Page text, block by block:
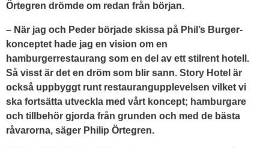
Örtegren drömde om redan från början.
– När jag och Peder började skissa på Phil’s Burger-
konceptet hade jag en vision om en
hamburgerrestaurang som en del av ett stilrent hotell.
Så visst är det en dröm som blir sann. Story Hotel är
också uppbyggt runt restaurangupplevelsen vilket vi
ska fortsätta utveckla med vårt koncept; hamburgare
och tillbehör gjorda från grunden och med de bästa
råvarorna, säger Philip Örtegren.